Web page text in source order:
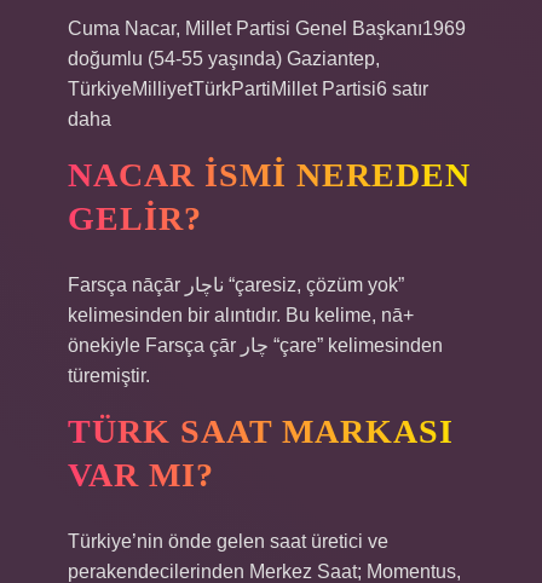
Cuma Nacar, Millet Partisi Genel Başkanı1969
doğumlu (54-55 yaşında) Gaziantep,
TürkiyeMilliyetTürkPartiMillet Partisi6 satır
daha
NACAR ISMI NEREDEN
GELIR?
Farsça nāçār ناچار “çaresiz, çözüm yok”
kelimesinden bir alıntıdır. Bu kelime, nā+
önekiyle Farsça çār چار “çare” kelimesinden
türemiştir.
TÜRK SAAT MARKASI
VAR MI?
Türkiye’nin önde gelen saat üretici ve
perakendecilerinden Merkez Saat; Momentus,